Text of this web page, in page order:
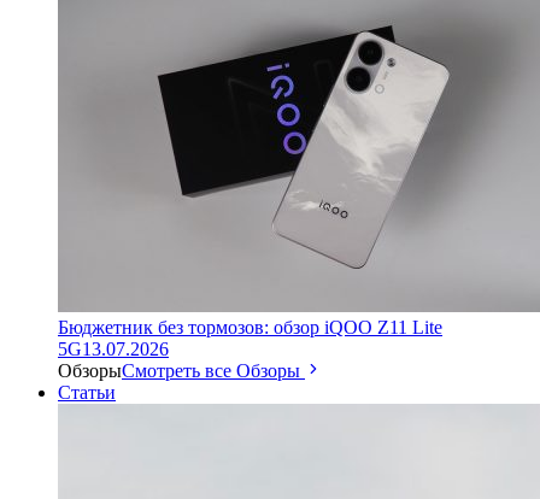
Бюджетник без тормозов: обзор iQOO Z11 Lite
5G13.07.2026
ОбзорыСмотреть все Обзоры
Статьи